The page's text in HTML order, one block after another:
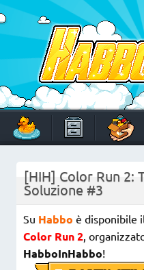
Skip
to
content
Un viaggio di pixel!
[HIH] Color Run 2:
Soluzione #3
Su Habbo è disponibile
Color Run 2,
HabboInHabbo!